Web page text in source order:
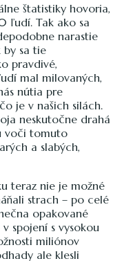
štatistiky hovoria,
ľudí. Tak ako sa
narastie
by sa tie
pravdivé,
mal milovaných,
nútia pre
je v našich silách.
neskutočne drahá
voči tomuto
a slabých,
teraz nie je možné
strach – po celé
opakované
spojení s vysokou
miliónov
ale klesli